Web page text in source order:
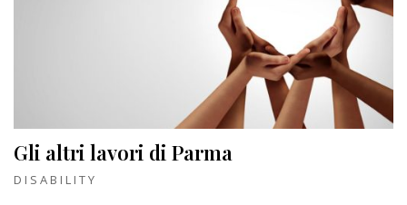
Gli altri lavori di Parma
DISABILITY